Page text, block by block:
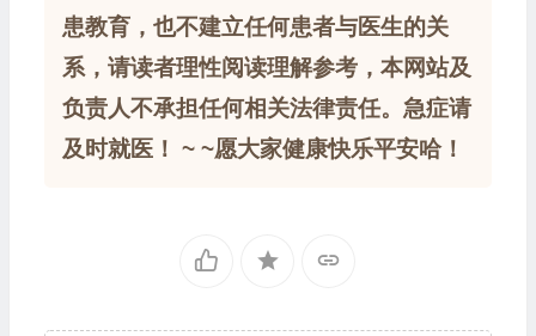
患教育，也不建立任何患者与医生的关
系，请读者理性阅读理解参考，本网站及
负责人不承担任何相关法律责任。急症请
及时就医！ ~ ~愿大家健康快乐平安哈！